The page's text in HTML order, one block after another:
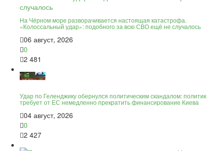
На Чёрном море разворачивается настоящая катастрофа.
«Колоссальный удар»: подобного за всю СВО ещё не случалось
06 август, 2026
0
2 481
Удар по Геленджику обернулся политическим скандалом: политик
требует от ЕС немедленно прекратить финансирование Киева
04 август, 2026
0
2 427